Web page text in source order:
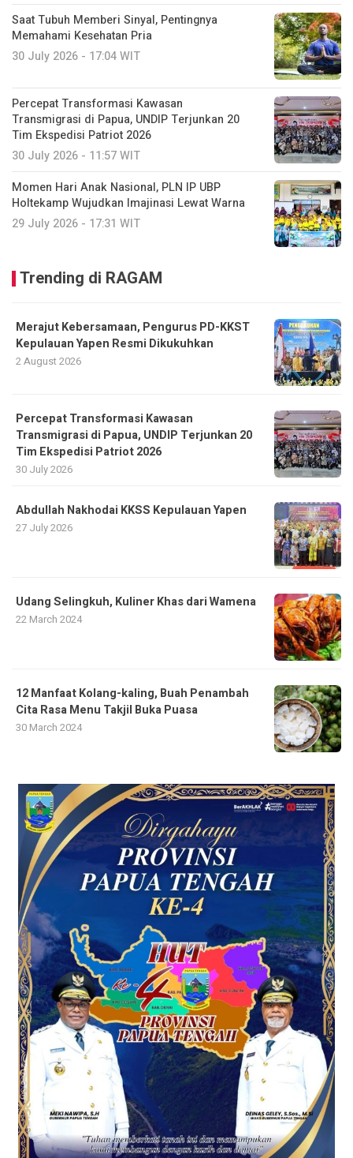
Saat Tubuh Memberi Sinyal, Pentingnya
Memahami Kesehatan Pria
30 July 2026 - 17:04 WIT
Percepat Transformasi Kawasan
Transmigrasi di Papua, UNDIP Terjunkan 20
Tim Ekspedisi Patriot 2026
30 July 2026 - 11:57 WIT
Momen Hari Anak Nasional, PLN IP UBP
Holtekamp Wujudkan Imajinasi Lewat Warna
29 July 2026 - 17:31 WIT
Trending di RAGAM
Merajut Kebersamaan, Pengurus PD-KKST
Kepulauan Yapen Resmi Dikukuhkan
2 August 2026
Percepat Transformasi Kawasan
Transmigrasi di Papua, UNDIP Terjunkan 20
Tim Ekspedisi Patriot 2026
30 July 2026
Abdullah Nakhodai KKSS Kepulauan Yapen
27 July 2026
Udang Selingkuh, Kuliner Khas dari Wamena
22 March 2024
12 Manfaat Kolang-kaling, Buah Penambah
Cita Rasa Menu Takjil Buka Puasa
30 March 2024